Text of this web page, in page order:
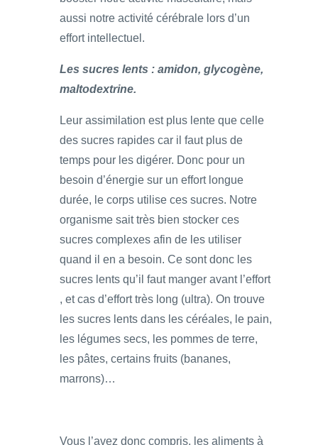
aussi notre activité cérébrale lors d’un
effort intellectuel.
Les sucres lents : amidon, glycogène,
maltodextrine.
Leur assimilation est plus lente que celle
des sucres rapides car il faut plus de
temps pour les digérer. Donc pour un
besoin d’énergie sur un effort longue
durée, le corps utilise ces sucres. Notre
organisme sait très bien stocker ces
sucres complexes afin de les utiliser
quand il en a besoin. Ce sont donc les
sucres lents qu’il faut manger avant l’effort
, et cas d’effort très long (ultra). On trouve
les sucres lents dans les céréales, le pain,
les légumes secs, les pommes de terre,
les pâtes, certains fruits (bananes,
marrons)…
Vous l’avez donc compris, les aliments à